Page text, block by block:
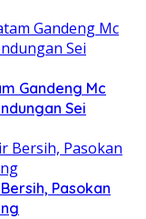
Gandeng Mc
Sei
Pasokan